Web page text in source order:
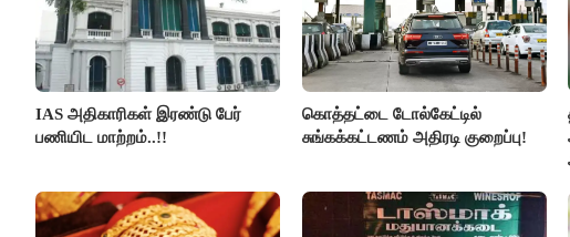
IAS அதிகாரிகள் இரண்டு பேர்
பணியிட மாற்றம்..!!
கொத்தட்டை டோல்கேட்டில்
சுங்கக்கட்டணம் அதிரடி குறைப்பு!